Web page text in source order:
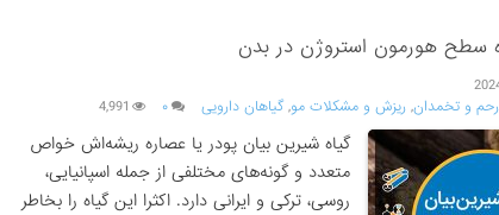
سطح هورمون استروژن در بدن
رحم و تخمدان, ریزش و مشکلات مو, گیاهان دارویی ۰ 4,991
گیاه شیرین بیان پودر یا عصاره ریشه‌اش خواص
متعدد و گونه‌های مختلفی از جمله اسپانیایی،
روسی، ترکی و ایرانی دارد. اکثرا این گیاه را بخاطر